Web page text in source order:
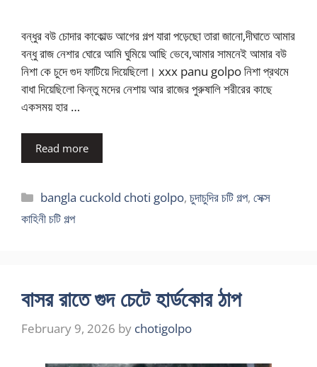
বন্ধুর বউ চোদার কাকোল্ড আগের গল্প যারা পড়েছো তারা জানো,দীঘাতে আমার
বন্ধু রাজ নেশার ঘোরে আমি ঘুমিয়ে আছি ভেবে,আমার সামনেই আমার বউ
নিশা কে চুদে গুদ ফাটিয়ে দিয়েছিলো। xxx panu golpo নিশা প্রথমে
বাধা দিয়েছিলো কিন্তু মদের নেশায় আর রাজের পুরুষালি শরীরের কাছে
একসময় হার …
Read more
Categories
bangla cuckold choti golpo,চুদাচুদির চটি গল্প,সেক্স
কাহিনী চটি গল্প
বাসর রাতে গুদ চেটে হার্ডকোর ঠাপ
February 9, 2026 by chotigolpo